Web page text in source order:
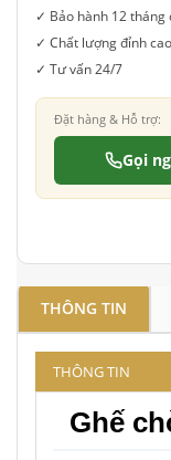
✓ Bảo hành 12 tháng
✓ Chất lượng đỉnh
✓ Tư vấn 24/7
Đặt hàng & Hỗ trợ:
Gọi
THÔNG TIN
THÔNG TIN
Ghế